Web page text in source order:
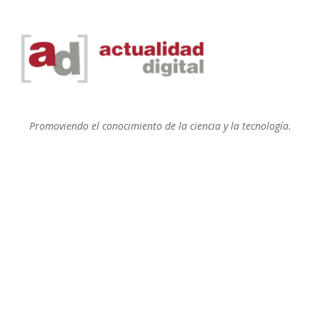
Promoviendo el conocimiento de la ciencia y la tecnología.